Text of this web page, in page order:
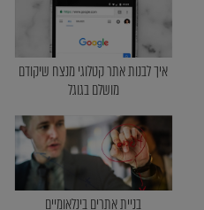
איך לבנות אתר קטלוגי מנצח שיקודם
מושלם בגוגל
בניית אתרים בינלאומיים